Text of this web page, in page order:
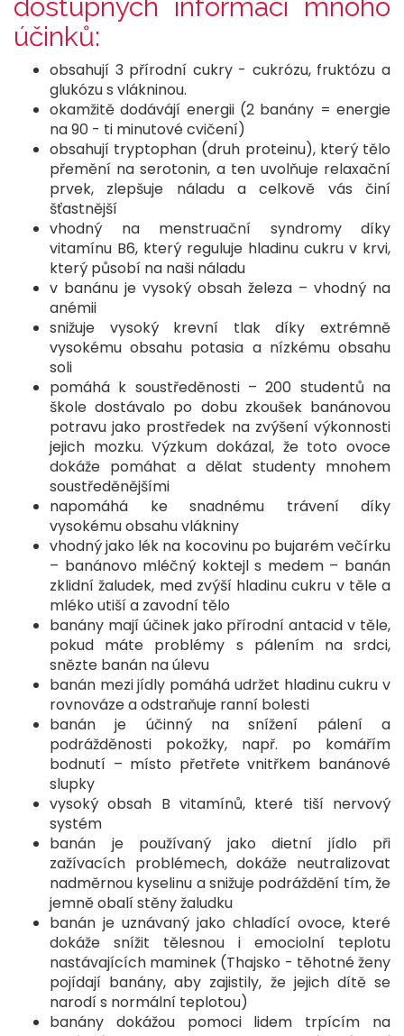
dostupných informací mnoho
účinků:
obsahují 3 přírodní cukry - cukrózu, fruktózu a
glukózu s vlákninou.
okamžitě dodávájí energii (2 banány = energie
na 90 - ti minutové cvičení)
obsahují tryptophan (druh proteinu), který tělo
přemění na serotonin, a ten uvolňuje relaxační
prvek, zlepšuje náladu a celkově vás činí
šťastnější
vhodný na menstruační syndromy díky
vitamínu B6, který reguluje hladinu cukru v krvi,
který působí na naši náladu
v banánu je vysoký obsah železa – vhodný na
anémii
snižuje vysoký krevní tlak díky extrémně
vysokému obsahu potasia a nízkému obsahu
soli
pomáhá k soustředěnosti – 200 studentů na
škole dostávalo po dobu zkoušek banánovou
potravu jako prostředek na zvýšení výkonnosti
jejich mozku. Výzkum dokázal, že toto ovoce
dokáže pomáhat a dělat studenty mnohem
soustředěnějšími
napomáhá ke snadnému trávení díky
vysokému obsahu vlákniny
vhodný jako lék na kocovinu po bujarém večírku
– banánovo mléčný koktejl s medem – banán
zklidní žaludek, med zvýší hladinu cukru v těle a
mléko utiší a zavodní tělo
banány mají účinek jako přírodní antacid v těle,
pokud máte problémy s pálením na srdci,
snězte banán na úlevu
banán mezi jídly pomáhá udržet hladinu cukru v
rovnováze a odstraňuje ranní bolesti
banán je účinný na snížení pálení a
podrážděnosti pokožky, např. po komářím
bodnutí – místo přetřete vnitřkem banánové
slupky
vysoký obsah B vitamínů, které tiší nervový
systém
banán je používaný jako dietní jídlo při
zažívacích problémech, dokáže neutralizovat
nadměrnou kyselinu a snižuje podráždění tím, že
jemně obalí stěny žaludku
banán je uznávaný jako chladící ovoce, které
dokáže snížit tělesnou i emociolní teplotu
nastávajících maminek (Thajsko - těhotné ženy
pojídají banány, aby zajistily, že jejich dítě se
narodí s normální teplotou)
banány dokážou pomoci lidem trpícím na